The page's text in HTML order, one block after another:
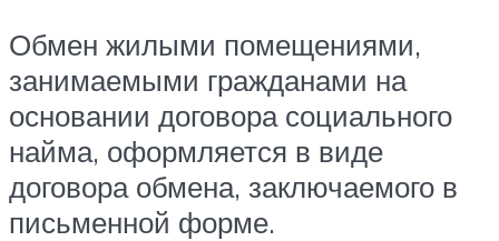
Обмен жилыми помещениями,
занимаемыми гражданами на
основании договора социального
найма, оформляется в виде
договора обмена, заключаемого в
письменной форме.